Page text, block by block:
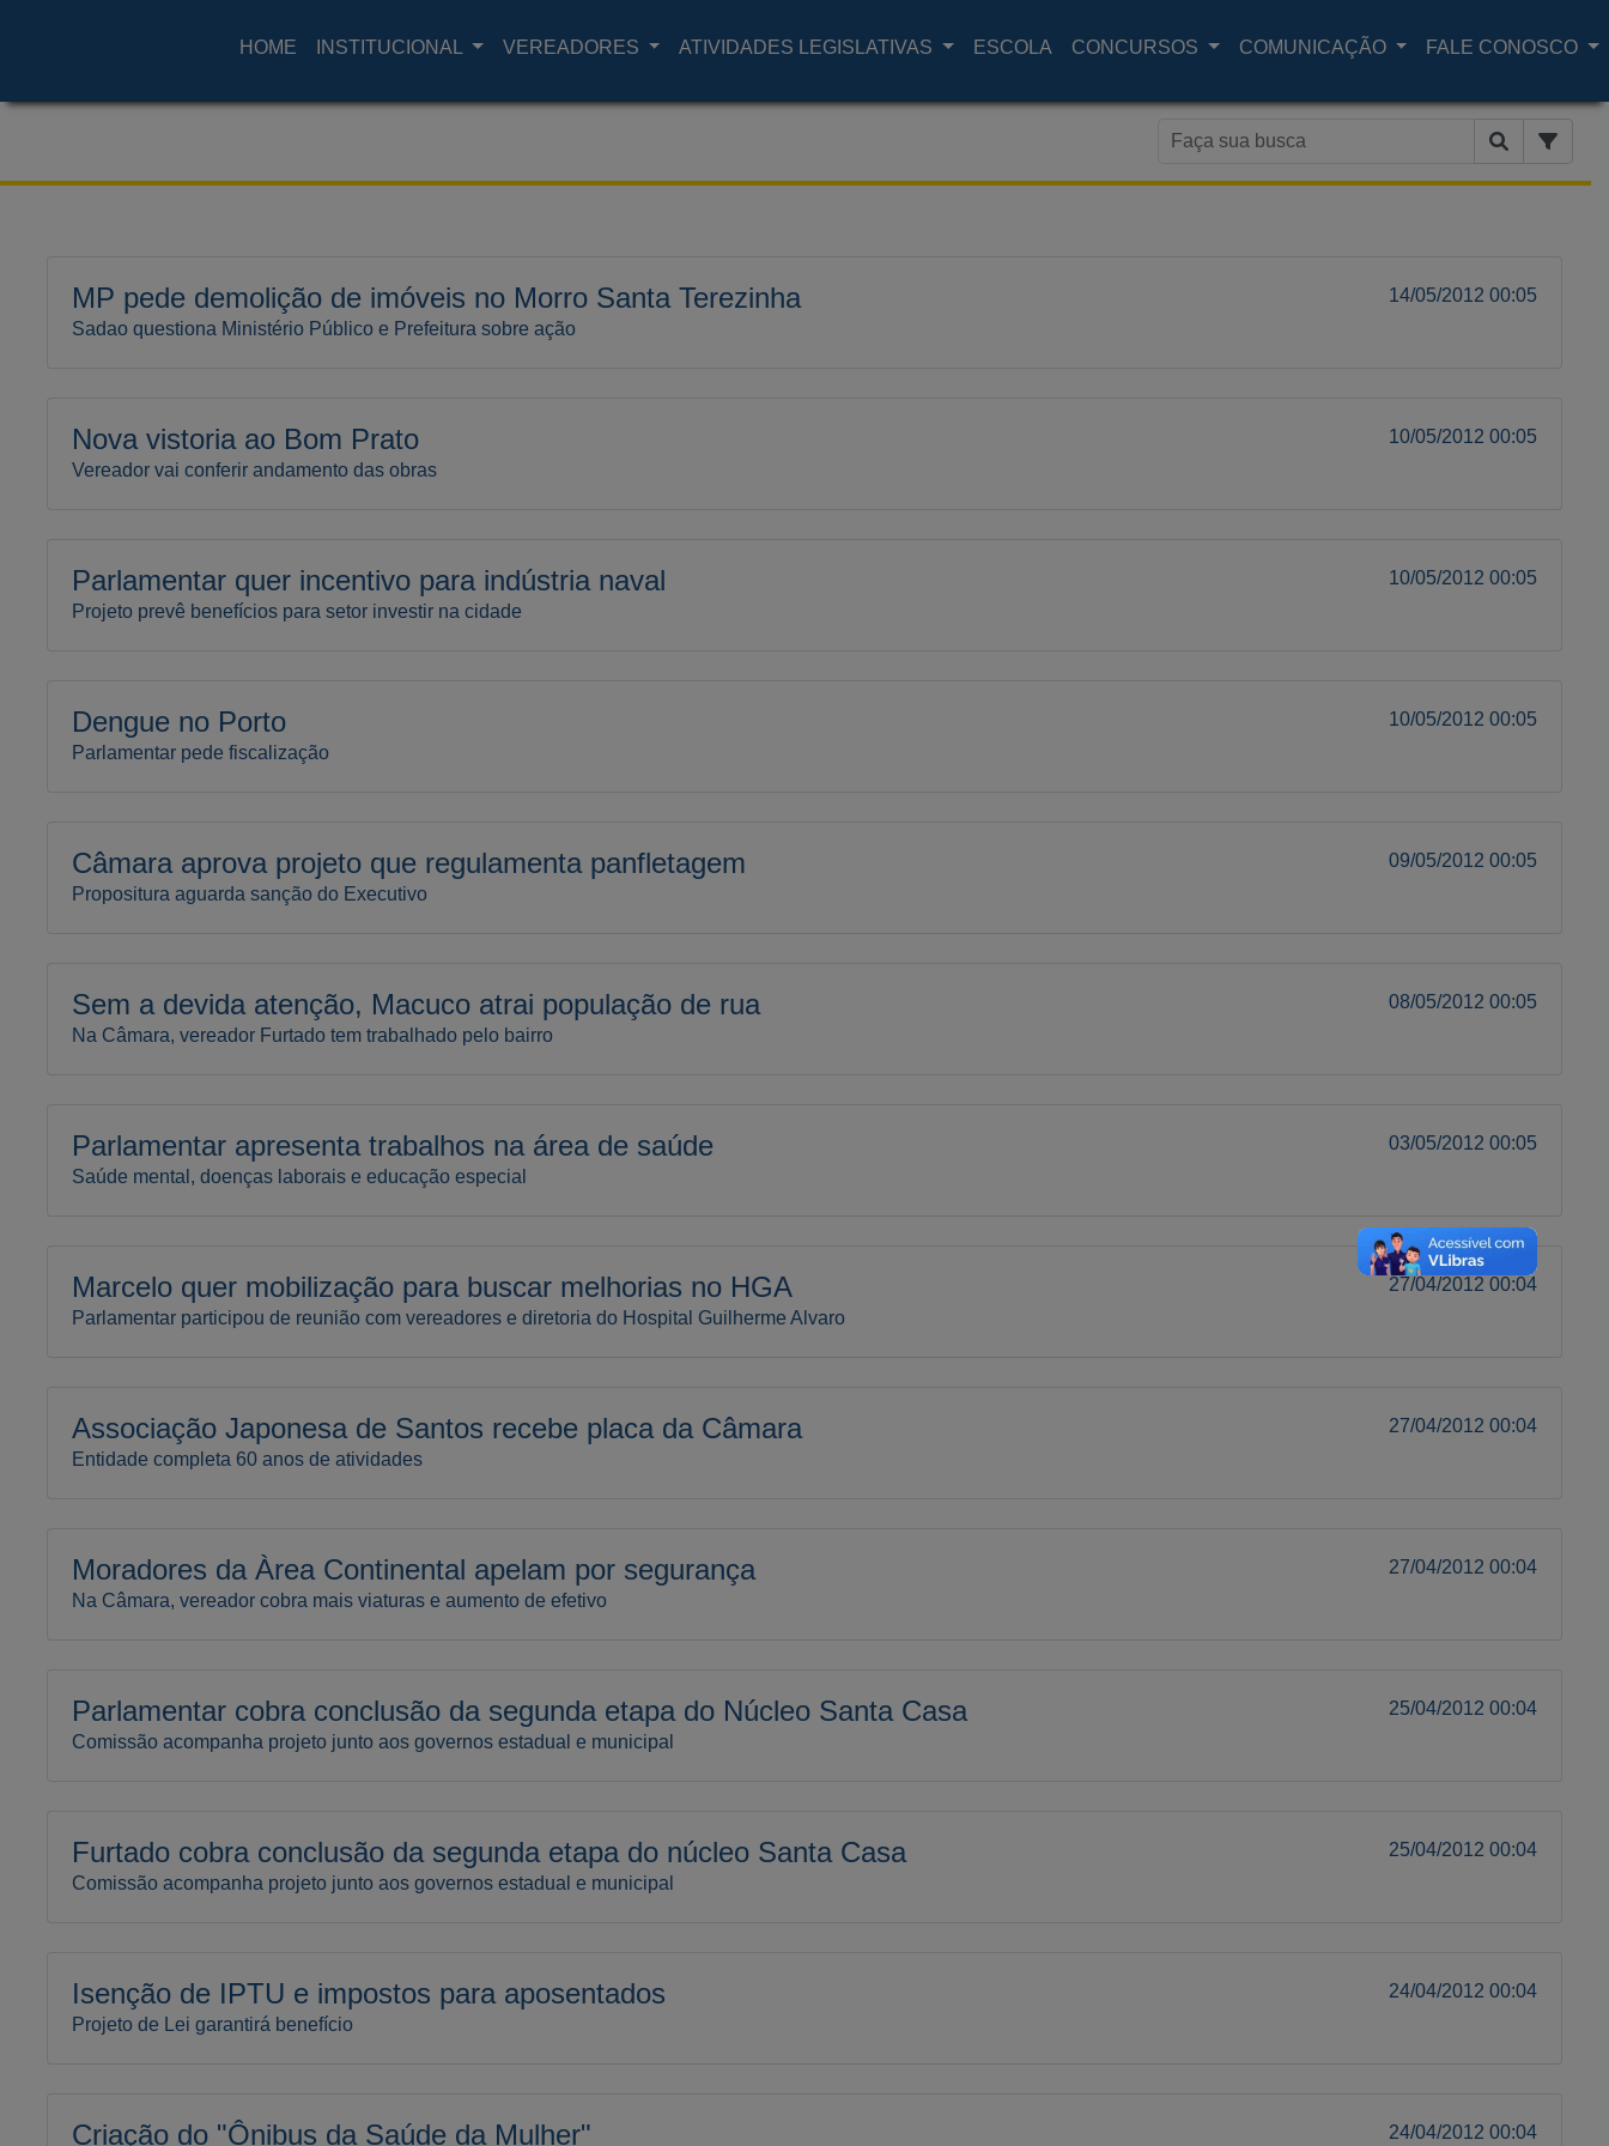
HOME INSTITUCIONAL VEREADORES ATIVIDADES LEGISLATIVAS ESCOLA CONCURSOS COMUNICAÇÃO FALE CONOSCO
MP pede demolição de imóveis no Morro Santa Terezinha
Sadao questiona Ministério Público e Prefeitura sobre ação
14/05/2012 00:05
Nova vistoria ao Bom Prato
Vereador vai conferir andamento das obras
10/05/2012 00:05
Parlamentar quer incentivo para indústria naval
Projeto prevê benefícios para setor investir na cidade
10/05/2012 00:05
Dengue no Porto
Parlamentar pede fiscalização
10/05/2012 00:05
Câmara aprova projeto que regulamenta panfletagem
Propositura aguarda sanção do Executivo
09/05/2012 00:05
Sem a devida atenção, Macuco atrai população de rua
Na Câmara, vereador Furtado tem trabalhado pelo bairro
08/05/2012 00:05
Parlamentar apresenta trabalhos na área de saúde
Saúde mental, doenças laborais e educação especial
03/05/2012 00:05
Marcelo quer mobilização para buscar melhorias no HGA
Parlamentar participou de reunião com vereadores e diretoria do Hospital Guilherme Alvaro
27/04/2012 00:04
Associação Japonesa de Santos recebe placa da Câmara
Entidade completa 60 anos de atividades
27/04/2012 00:04
Moradores da Àrea Continental apelam por segurança
Na Câmara, vereador cobra mais viaturas e aumento de efetivo
27/04/2012 00:04
Parlamentar cobra conclusão da segunda etapa do Núcleo Santa Casa
Comissão acompanha projeto junto aos governos estadual e municipal
25/04/2012 00:04
Furtado cobra conclusão da segunda etapa do núcleo Santa Casa
Comissão acompanha projeto junto aos governos estadual e municipal
25/04/2012 00:04
Isenção de IPTU e impostos para aposentados
Projeto de Lei garantirá benefício
24/04/2012 00:04
Criação do "Ônibus da Saúde da Mulher" 24/04/2012 00:04